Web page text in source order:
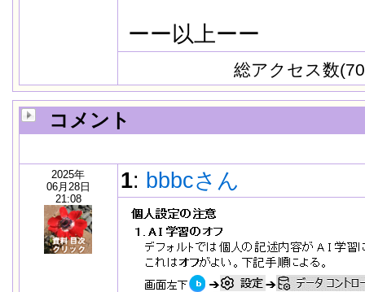
ーー以上ーー
総アクセス数
コメント
2025年
06月28日
21:08
1: bbbcさん